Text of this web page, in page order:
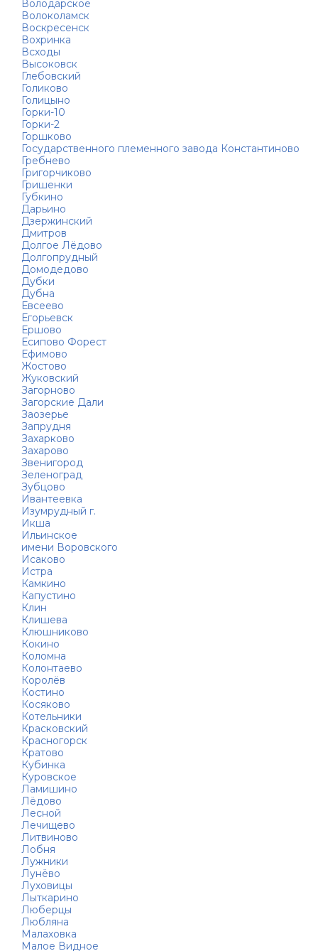
Володарское
Волоколамск
Воскресенск
Вохринка
Всходы
Высоковск
Глебовский
Голиково
Голицыно
Горки-10
Горки-2
Горшково
Государственного племенного завода Константиново
Гребнево
Григорчиково
Гришенки
Губкино
Дарьино
Дзержинский
Дмитров
Долгое Лёдово
Долгопрудный
Домодедово
Дубки
Дубна
Евсеево
Егорьевск
Ершово
Есипово Форест
Ефимово
Жостово
Жуковский
Загорново
Загорские Дали
Заозерье
Запрудня
Захарково
Захарово
Звенигород
Зеленоград
Зубцово
Ивантеевка
Изумрудный г.
Икша
Ильинское
имени Воровского
Исаково
Истра
Камкино
Капустино
Клин
Клишева
Клюшниково
Кокино
Коломна
Колонтаево
Королёв
Костино
Косяково
Котельники
Красковский
Красногорск
Кратово
Кубинка
Куровское
Ламишино
Лёдово
Лесной
Лечищево
Литвиново
Лобня
Лужники
Лунёво
Луховицы
Лыткарино
Люберцы
Любляна
Малаховка
Малое Видное